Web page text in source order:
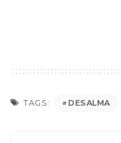
TAGS: DESALMA